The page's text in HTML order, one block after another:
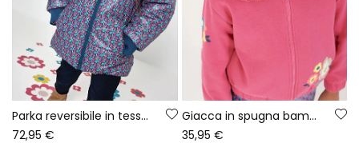
Parka reversibile in tessuto tecnico bambina verde
72,95 €
Giacca in spugna bambina fragola stampa fiori
35,95 €